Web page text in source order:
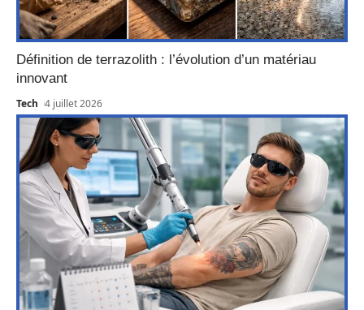
Définition de terrazolith : l’évolution d’un matériau
innovant
Tech 4 juillet 2026